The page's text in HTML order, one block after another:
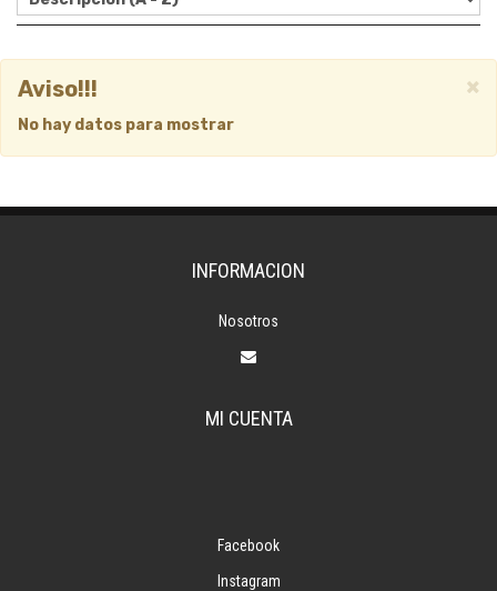
×
Aviso!!!
No hay datos para mostrar
INFORMACION
Nosotros
MI CUENTA
Facebook
Instagram